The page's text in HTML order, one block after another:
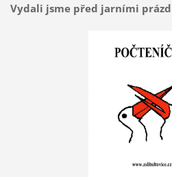
Vydali jsme před jarními